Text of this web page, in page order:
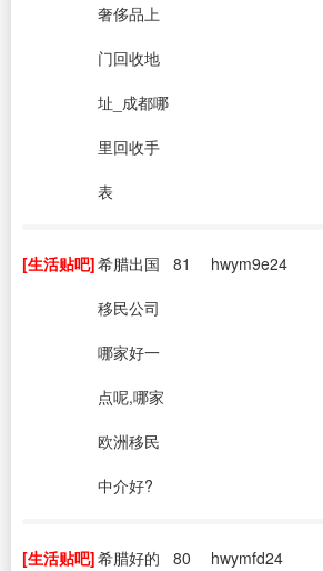
奢侈品上
门回收地
址_成都哪
里回收手
表
[生活贴吧]希腊出国
移民公司
哪家好一
点呢,哪家
欧洲移民
中介好?
81 hwym9e24
[生活贴吧]希腊好的
80 hwymfd24